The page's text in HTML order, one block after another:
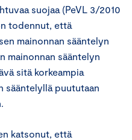
suojaa (PeVL 3/2010
todennut, että
mainonnan sääntelyn
mainonnan sääntelyn
sitä korkeampia
sääntelyllä puututaan
katsonut, että